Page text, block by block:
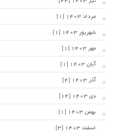
مرداد 1403 [1]
شهریور 1403 [1]
مهر 1403 [1]
آبان 1403 [1]
آذر 1403 [4]
دی 1403 [14]
بهمن 1403 [1]
اسفند 1403 [3]